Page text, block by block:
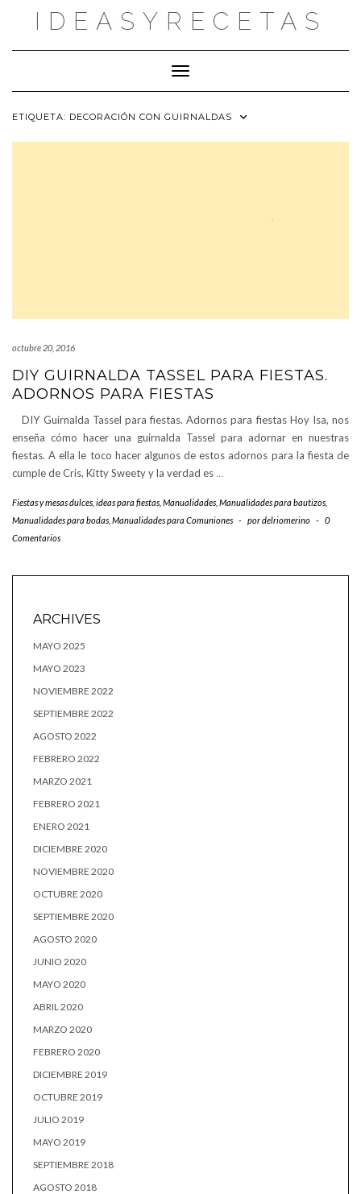
IDEASYRECETAS
Cambiar modo de navegación
ETIQUETA: DECORACIÓN CON GUIRNALDAS
octubre 20, 2016
DIY GUIRNALDA TASSEL PARA FIESTAS.
ADORNOS PARA FIESTAS
DIY Guirnalda Tassel para fiestas. Adornos para fiestas Hoy Isa, nos
enseña cómo hacer una guirnalda Tassel para adornar en nuestras
fiestas. A ella le toco hacer algunos de estos adornos para la fiesta de
cumple de Cris, Kitty Sweety y la verdad es …
Fiestas y mesas dulces ideas para fiestas Manualidades Manualidades para bautizos
Manualidades para bodas Manualidades para Comuniones - pordelriomerino -
0
Comentarios
ARCHIVES
MAYO 2025
MAYO 2023
NOVIEMBRE 2022
SEPTIEMBRE 2022
AGOSTO 2022
FEBRERO 2022
MARZO 2021
FEBRERO 2021
ENERO 2021
DICIEMBRE 2020
NOVIEMBRE 2020
OCTUBRE 2020
SEPTIEMBRE 2020
AGOSTO 2020
JUNIO 2020
MAYO 2020
ABRIL 2020
MARZO 2020
FEBRERO 2020
DICIEMBRE 2019
OCTUBRE 2019
JULIO 2019
MAYO 2019
SEPTIEMBRE 2018
AGOSTO 2018